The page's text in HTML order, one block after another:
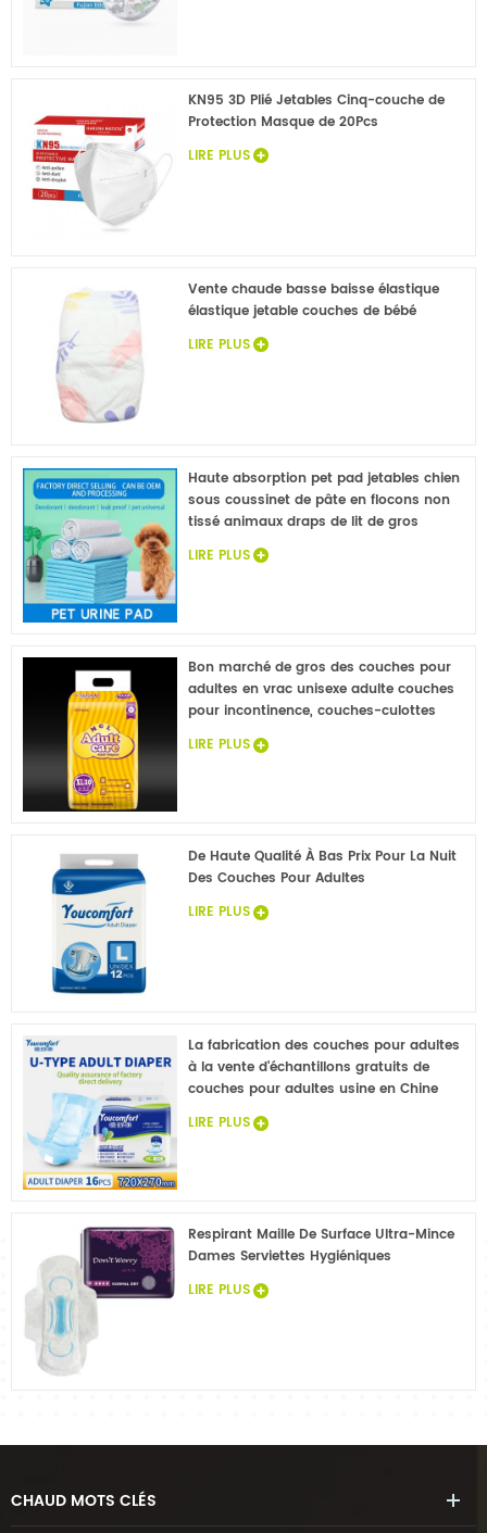
KN95 3D Plié Jetables Cinq-couche de
Protection Masque de 20Pcs
LIRE PLUS
Vente chaude basse baisse élastique
élastique jetable couches de bébé
LIRE PLUS
Haute absorption pet pad jetables chien
sous coussinet de pâte en flocons non
tissé animaux draps de lit de gros
LIRE PLUS
Bon marché de gros des couches pour
adultes en vrac unisexe adulte couches
pour incontinence, couches-culottes
pour adultes échantillons gratuits
LIRE PLUS
De Haute Qualité À Bas Prix Pour La Nuit
Des Couches Pour Adultes
LIRE PLUS
La fabrication des couches pour adultes
à la vente d'échantillons gratuits de
couches pour adultes usine en Chine
LIRE PLUS
Respirant Maille De Surface Ultra-Mince
Dames Serviettes Hygiéniques
LIRE PLUS
CHAUD MOTS CLÉS